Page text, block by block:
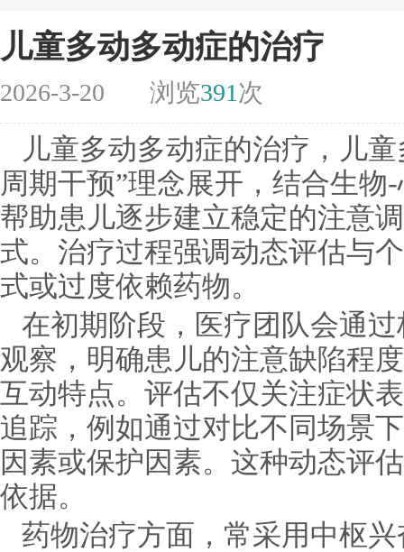
儿童多动多动症的治疗
2026-3-20 浏览391次
儿童多动多动症的治疗，儿
周期干预”理念展开，结合生物
帮助患儿逐步建立稳定的注意
式。治疗过程强调动态评估与
式或过度依赖药物。
在初期阶段，医疗团队会通
观察，明确患儿的注意缺陷程
互动特点。评估不仅关注症状
追踪，例如通过对比不同场景
因素或保护因素。这种动态评
依据。
药物治疗方面，常采用中枢